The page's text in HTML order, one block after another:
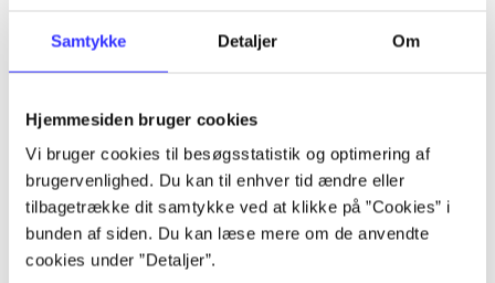
Samtykke Detaljer Om
Hjemmesiden bruger cookies
Vi bruger cookies til besøgsstatistik og optimering af
brugervenlighed. Du kan til enhver tid ændre eller
tilbagetrække dit samtykke ved at klikke på ”Cookies” i
bunden af siden. Du kan læse mere om de anvendte
cookies under ”Detaljer”.
...